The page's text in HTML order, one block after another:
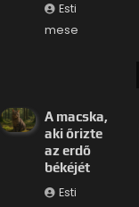
Esti
mese
A macska,
aki őrizte
az erdő
békéjét
Esti